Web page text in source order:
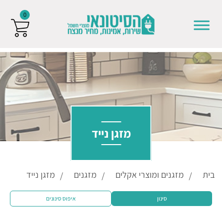
Skip to content
מזגן נייד
בית מזגנים ומוצרי אקלים מזגנים מזגן נייד
סינון איפוס סינונים
0